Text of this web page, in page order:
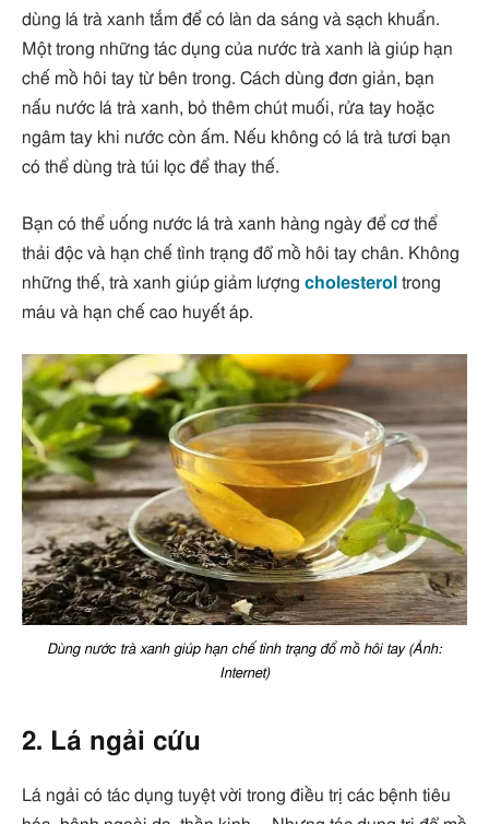
dùng lá trà xanh tắm để có làn da sáng và sạch khuẩn.
Một trong những tác dụng của nước trà xanh là giúp hạn
chế mồ hôi tay từ bên trong. Cách dùng đơn giản, bạn
nấu nước lá trà xanh, bỏ thêm chút muối, rửa tay hoặc
ngâm tay khi nước còn ấm. Nếu không có lá trà tươi bạn
có thể dùng trà túi lọc để thay thế.
Bạn có thể uống nước lá trà xanh hàng ngày để cơ thể
thải độc và hạn chế tình trạng đổ mồ hôi tay chân. Không
những thế, trà xanh giúp giảm lượng cholesterol trong
máu và hạn chế cao huyết áp.
Dùng nước trà xanh giúp hạn chế tình trạng đổ mồ hôi tay (Ảnh:
Internet)
2. Lá ngải cứu
Lá ngải có tác dụng tuyệt vời trong điều trị các bệnh tiêu